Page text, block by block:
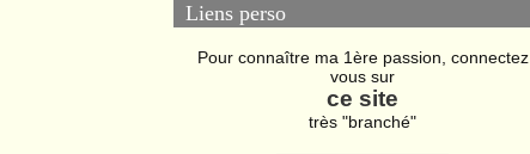
Liens perso
Pour connaître ma 1ère passion, connectez
vous sur
ce site
très "branché"